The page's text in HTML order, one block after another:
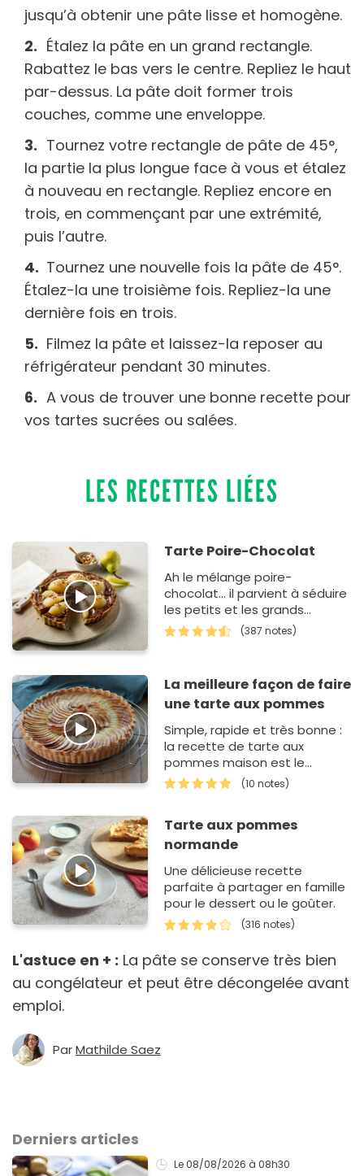
jusqu’à obtenir une pâte lisse et homogène.
Étalez la pâte en un grand rectangle.
Rabattez le bas vers le centre. Repliez le haut
par-dessus. La pâte doit former trois
couches, comme une enveloppe.
Tournez votre rectangle de pâte de 45°,
la partie la plus longue face à vous et étalez
à nouveau en rectangle. Repliez encore en
trois, en commençant par une extrémité,
puis l’autre.
Tournez une nouvelle fois la pâte de 45°.
Étalez-la une troisième fois. Repliez-la une
dernière fois en trois.
Filmez la pâte et laissez-la reposer au
réfrigérateur pendant 30 minutes.
A vous de trouver une bonne recette pour
vos tartes sucrées ou salées.
LES RECETTES LIÉES
Tarte Poire-Chocolat
Ah le mélange poire-
chocolat... il parvient à séduire
les petits et les grands
gourmands.
Traditionnellement, cette
(387 notes)
La meilleure façon de faire
une tarte aux pommes
Simple, rapide et très bonne :
la recette de tarte aux
pommes maison est le
dessert idéal des repas de
famille. Mais comment faire
(10 notes)
Tarte aux pommes
normande
Une délicieuse recette
parfaite à partager en famille
pour le dessert ou le goûter.
(316 notes)
L'astuce en + : La pâte se conserve très bien
au congélateur et peut être décongelée avant
emploi.
ParMathilde Saez
Derniers articles
Le 08/08/2026 à 08h30